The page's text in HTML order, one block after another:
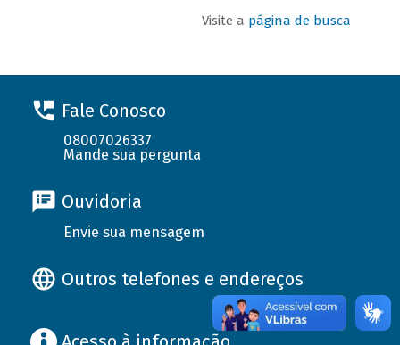
Visite a página de busca
Fale Conosco
08007026337
Mande sua pergunta
Ouvidoria
Envie sua mensagem
Outros telefones e endereços